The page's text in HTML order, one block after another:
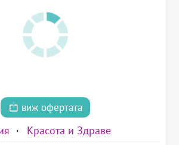
виж офертата
Красота и Здраве